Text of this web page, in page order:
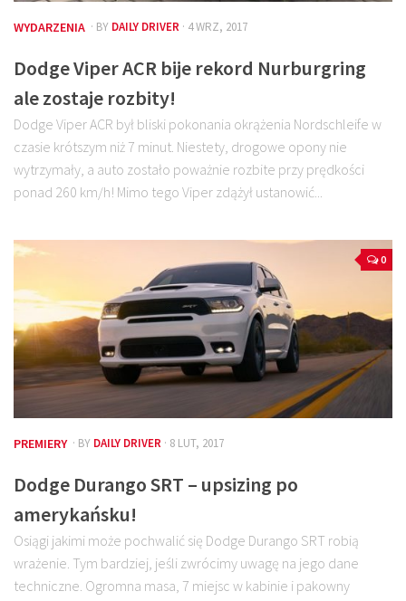
WYDARZENIA · BY DAILY DRIVER · 4 WRZ, 2017
Dodge Viper ACR bije rekord Nurburgring
ale zostaje rozbity!
Dodge Viper ACR był bliski pokonania okrążenia Nordschleife w
czasie krótszym niż 7 minut. Niestety, drogowe opony nie
wytrzymały, a auto zostało poważnie rozbite przy prędkości
ponad 260 km/h! Mimo tego Viper zdążył ustanowić...
0
PREMIERY · BY DAILY DRIVER · 8 LUT, 2017
Dodge Durango SRT – upsizing po
amerykańsku!
Osiągi jakimi może pochwalić się Dodge Durango SRT robią
wrażenie. Tym bardziej, jeśli zwrócimy uwagę na jego dane
techniczne. Ogromna masa, 7 miejsc w kabinie i pakowny